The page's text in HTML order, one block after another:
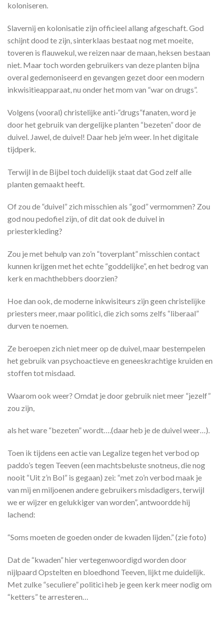
koloniseren.
Slavernij en kolonisatie zijn officieel allang afgeschaft. God
schijnt dood te zijn, sinterklaas bestaat nog met moeite,
toveren is flauwekul, we reizen naar de maan, heksen bestaan
niet. Maar toch worden gebruikers van deze planten bijna
overal gedemoniseerd en gevangen gezet door een modern
inkwisitieapparaat, nu onder het mom van “war on drugs”.
Volgens (vooral) christelijke anti-“drugs”fanaten, word je
door het gebruik van dergelijke planten “bezeten” door de
duivel. Jawel, de duivel! Daar heb je’m weer. In het digitale
tijdperk.
Terwijl in de Bijbel toch duidelijk staat dat God zelf alle
planten gemaakt heeft.
Of zou de “duivel” zich misschien als “god” vermommen? Zou
god nou pedofiel zijn, of dit dat ook de duivel in
priesterkleding?
Zou je met behulp van zo’n “toverplant” misschien contact
kunnen krijgen met het echte “goddelijke”, en het bedrog van
kerk en machthebbers doorzien?
Hoe dan ook, de moderne inkwisiteurs zijn geen christelijke
priesters meer, maar politici, die zich soms zelfs “liberaal”
durven te noemen.
Ze beroepen zich niet meer op de duivel, maar bestempelen
het gebruik van psychoactieve en geneeskrachtige kruiden en
stoffen tot misdaad.
Waarom ook weer? Omdat je door gebruik niet meer “jezelf”
zou zijn,
als het ware “bezeten” wordt….(daar heb je de duivel weer…).
Toen ik tijdens een actie van Legalize tegen het verbod op
paddo’s tegen Teeven (een machtsbeluste snotneus, die nog
nooit “Uit z’n Bol” is gegaan) zei: “met zo’n verbod maak je
van mij en miljoenen andere gebruikers misdadigers, terwijl
we er wijzer en gelukkiger van worden”, antwoordde hij
lachend:
“Soms moeten de goeden onder de kwaden lijden.” (zie foto)
Dat de “kwaden” hier vertegenwoordigd worden door
nijlpaard Opstelten en bloedhond Teeven, lijkt me duidelijk.
Met zulke “seculiere” politici heb je geen kerk meer nodig om
“ketters” te arresteren…